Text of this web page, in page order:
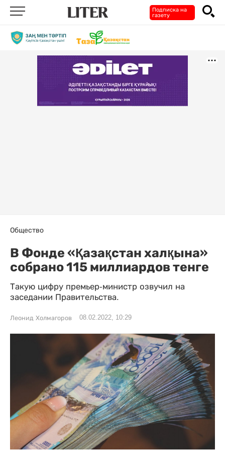
Подписка на
газету
Общество
В Фонде «Қазақстан халқына»
собрано 115 миллиардов тенге
Такую цифру премьер-министр озвучил на
заседании Правительства.
Леонид Холмагоров 08.02.2022, 10:29